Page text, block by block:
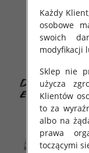
42.00
szczegóły
Każdy
osobowe
swoich
modyfikacji
Sklep nie
użycza
Klientów
to za
albo na
prawa
toczącymi